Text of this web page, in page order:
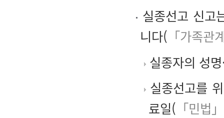
실종선고 신고
니다( 「가족
실종자의 성
실종선고를
료일( 「민법